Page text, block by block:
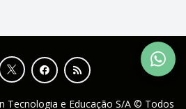
Tecnologia e Educação S/A © Todos